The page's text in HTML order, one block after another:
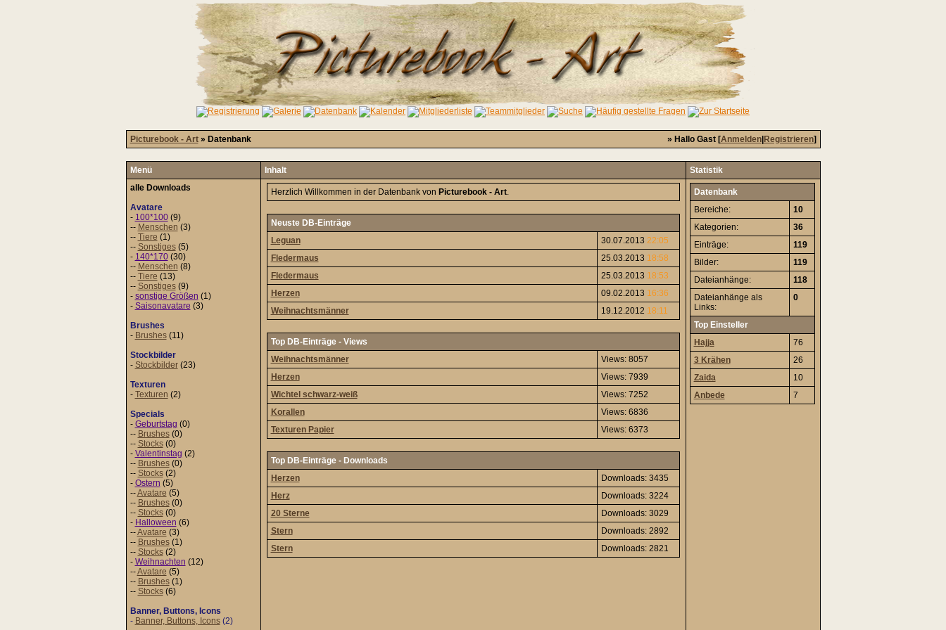
Picturebook - Art» Datenbank » Hallo Gast [Anmelden| Registrieren]
Menü Inhalt
Statistik
alle Downloads
Avatare
- 100*100(9)
-- Menschen (3)
-- Tiere (1)
-- Sonstiges(5)
- 140*170(30)
-- Menschen (8)
-- Tiere (13)
-- Sonstiges(9)
- sonstige Größen (1)
- Saisonavatare (3)
Brushes
- Brushes(11)
Stockbilder
- Stockbilder(23)
Texturen
- Texturen (2)
Specials
- Geburtstag (0)
-- Brushes(0)
-- Stocks(0)
- Valentinstag (2)
-- Brushes(0)
-- Stocks(2)
- Ostern (5)
--Avatare (5)
-- Brushes(0)
-- Stocks(0)
- Halloween (6)
--Avatare (3)
-- Brushes(1)
-- Stocks(2)
- Weihnachten (12)
--Avatare (5)
-- Brushes(1)
-- Stocks(6)
Banner, Buttons, Icons
- Banner, Buttons, Icons(2)
Herzlich Willkommen in der Datenbank von Picturebook - Art.
Neuste DB-Einträge
Leguan
30.07.2013 22:05
Fledermaus
25.03.2013 18:58
Fledermaus
25.03.2013 18:53
Herzen
09.02.2013 16:36
Weihnachtsmänner
19.12.2012 18:11
Top DB-Einträge - Views
Weihnachtsmänner
Views: 8057
Herzen
Views: 7939
Wichtel schwarz-weiß
Views: 7252
Korallen
Views: 6836
Texturen Papier
Views: 6373
Top DB-Einträge - Downloads
Herzen
Downloads: 3435
Herz
Downloads: 3224
20 Sterne
Downloads: 3029
Stern
Downloads: 2892
Stern
Downloads: 2821
Datenbank
Bereiche:
10
Kategorien:
36
Einträge:
119
Bilder:
119
Dateianhänge:
118
Dateianhänge als
Links:
0
Top Einsteller
Hajja
76
3 Krähen
26
Zaida
10
Anbede
7